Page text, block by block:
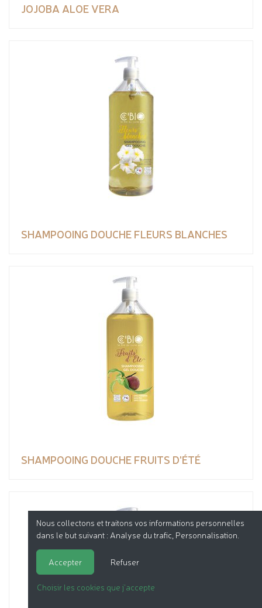
JOJOBA ALOE VERA
SHAMPOOING DOUCHE FLEURS BLANCHES
SHAMPOOING DOUCHE FRUITS D'ÉTÉ
Nous collectons et traitons vos informations personnelles
dans le but suivant : Analyse du trafic, Personnalisation
Accepter Refuser
Choisir les cookies que j'accepte